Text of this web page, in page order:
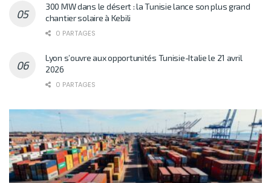
300 MW dans le désert : la Tunisie lance son plus grand
chantier solaire à Kebili
0 PARTAGES
Lyon s’ouvre aux opportunités Tunisie-Italie le 21 avril
2026
0 PARTAGES